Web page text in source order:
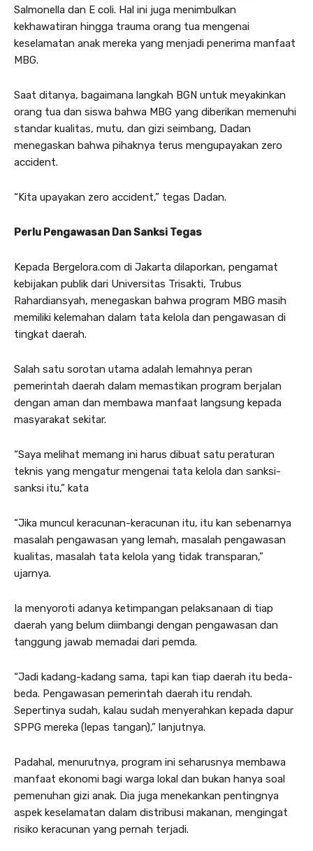
Salmonella dan E coli. Hal ini juga menimbulkan
kekhawatiran hingga trauma orang tua mengenai
keselamatan anak mereka yang menjadi penerima manfaat
MBG.
Saat ditanya, bagaimana langkah BGN untuk meyakinkan
orang tua dan siswa bahwa MBG yang diberikan memenuhi
standar kualitas, mutu, dan gizi seimbang, Dadan
menegaskan bahwa pihaknya terus mengupayakan zero
accident.
“Kita upayakan zero accident,” tegas Dadan.
Perlu Pengawasan Dan Sanksi Tegas
Kepada Bergelora.com di Jakarta dilaporkan, pengamat
kebijakan publik dari Universitas Trisakti, Trubus
Rahardiansyah, menegaskan bahwa program MBG masih
memiliki kelemahan dalam tata kelola dan pengawasan di
tingkat daerah.
Salah satu sorotan utama adalah lemahnya peran
pemerintah daerah dalam memastikan program berjalan
dengan aman dan membawa manfaat langsung kepada
masyarakat sekitar.
“Saya melihat memang ini harus dibuat satu peraturan
teknis yang mengatur mengenai tata kelola dan sanksi-
sanksi itu,” kata
“Jika muncul keracunan-keracunan itu, itu kan sebenarnya
masalah pengawasan yang lemah, masalah pengawasan
kualitas, masalah tata kelola yang tidak transparan,”
ujarnya.
Ia menyoroti adanya ketimpangan pelaksanaan di tiap
daerah yang belum diimbangi dengan pengawasan dan
tanggung jawab memadai dari pemda.
“Jadi kadang-kadang sama, tapi kan tiap daerah itu beda-
beda. Pengawasan pemerintah daerah itu rendah.
Sepertinya sudah, kalau sudah menyerahkan kepada dapur
SPPG mereka (lepas tangan),” lanjutnya.
Padahal, menurutnya, program ini seharusnya membawa
manfaat ekonomi bagi warga lokal dan bukan hanya soal
pemenuhan gizi anak. Dia juga menekankan pentingnya
aspek keselamatan dalam distribusi makanan, mengingat
risiko keracunan yang pernah terjadi.